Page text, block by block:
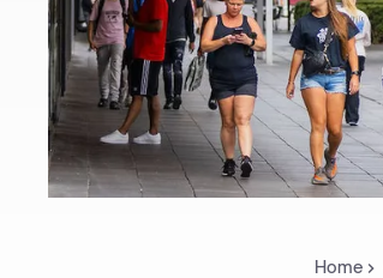
Home